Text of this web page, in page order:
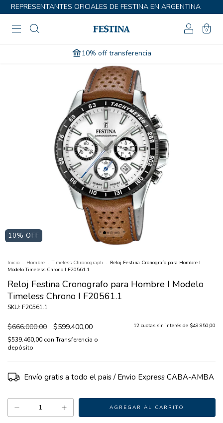
REPRESENTANTES OFICIALES DE FESTINA EN ARGENTINA
0
10% off transferencia
10% OFF
Inicio . Hombre . Timeless Chronograph . Reloj Festina Cronografo para Hombre I
Modelo Timeless Chrono I F20561.1
Reloj Festina Cronografo para Hombre I Modelo
Timeless Chrono I F20561.1
SKU: F20561.1
$666.000,00 $599.400,00
$539.460,00 con Transferencia o
depósito
12 cuotas sin interés de $49.950,00
Envío gratis